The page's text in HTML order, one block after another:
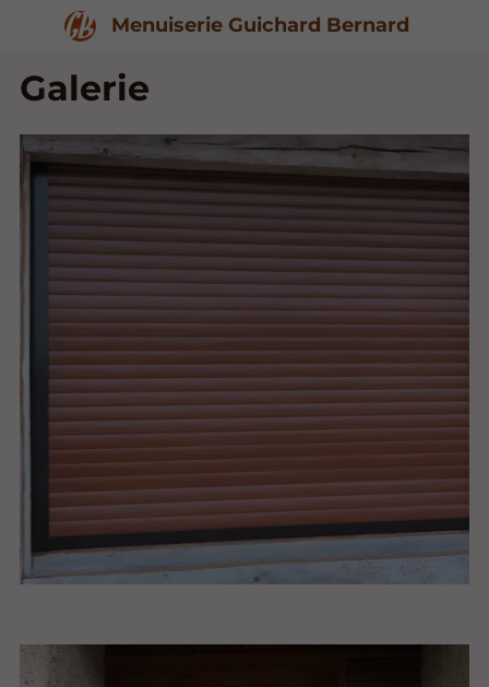
Menuiserie Guichard Bernard
Galerie